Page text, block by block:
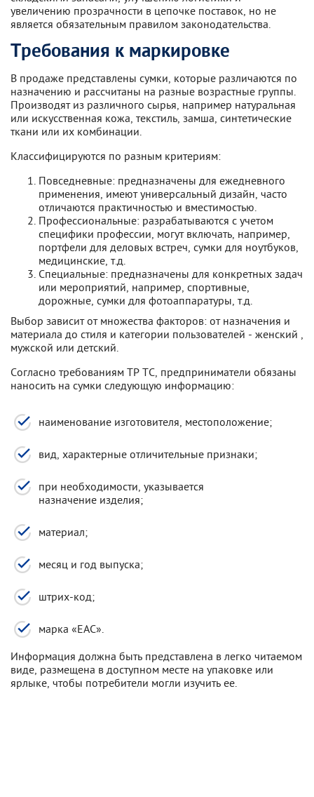
увеличению прозрачности в цепочке поставок, но не
является обязательным правилом законодательства.
Требования к маркировке
В продаже представлены сумки, которые различаются по
назначению и рассчитаны на разные возрастные группы.
Производят из различного сырья, например натуральная
или искусственная кожа, текстиль, замша, синтетические
ткани или их комбинации.
Классифицируются по разным критериям:
Повседневные: предназначены для ежедневного
применения, имеют универсальный дизайн, часто
отличаются практичностью и вместимостью.
Профессиональные: разрабатываются с учетом
специфики профессии, могут включать, например,
портфели для деловых встреч, сумки для ноутбуков,
медицинские, т.д.
Специальные: предназначены для конкретных задач
или мероприятий, например, спортивные,
дорожные, сумки для фотоаппаратуры, т.д.
Выбор зависит от множества факторов: от назначения и
материала до стиля и категории пользователей - женский ,
мужской или детский.
Согласно требованиям ТР ТС, предприниматели обязаны
наносить на сумки следующую информацию:
наименование изготовителя, местоположение;
вид, характерные отличительные признаки;
при необходимости, указывается
назначение изделия;
материал;
месяц и год выпуска;
штрих-код;
марка «ЕАС».
Информация должна быть представлена в легко читаемом
виде, размещена в доступном месте на упаковке или
ярлыке, чтобы потребители могли изучить ее.